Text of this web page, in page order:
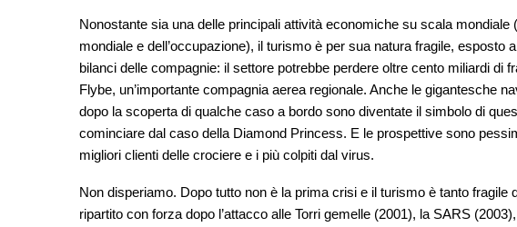
Nonostante sia una delle principali attività economiche su scala
mondiale e dell’occupazione), il turismo è per sua natura fragile, esposto
bilanci delle compagnie: il settore potrebbe perdere oltre cento miliardi di
Flybe, un’importante compagnia aerea regionale. Anche le gigantesche
dopo la scoperta di qualche caso a bordo sono diventate il simbolo di
cominciare dal caso della Diamond Princess. E le prospettive sono
migliori clienti delle crociere e i più colpiti dal virus.
Non disperiamo. Dopo tutto non è la prima crisi e il turismo è tanto fragile
ripartito con forza dopo l’attacco alle Torri gemelle (2001), la SARS